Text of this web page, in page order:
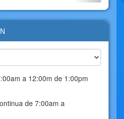
a 12:00m de 1:00pm
de 7:00am a